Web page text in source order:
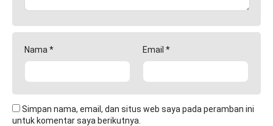
Nama * Email *
Simpan nama, email, dan situs web saya pada peramban ini
untuk komentar saya berikutnya.